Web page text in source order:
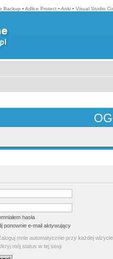
Backup • Adlice Protect • Anki • Visual Studio
hasła
ponownie e-mail aktywujący
mnie automatycznie przy każdej wizycie
mój status w tej sesji